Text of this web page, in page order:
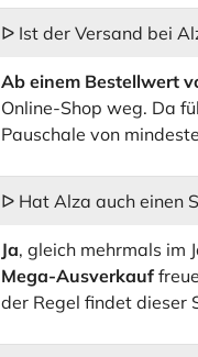
ᐅ Ist der Versand bei
Ab einem Bestellwert
Online-Shop weg. Da
Pauschale von
ᐅ Hat Alza auch einen
Ja, gleich mehrmals im
Mega-Ausverkauf
der Regel findet dieser